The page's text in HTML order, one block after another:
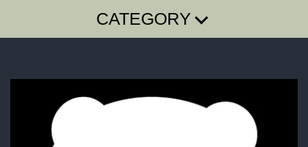
CATEGORY
T-SHIRTS LONG SLEEVE T
ACCESSORY